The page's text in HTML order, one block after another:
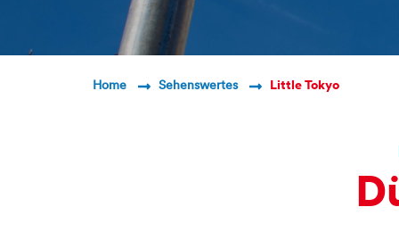
Breadcrumb Navigation
Home Sehenswertes Little Tokyo